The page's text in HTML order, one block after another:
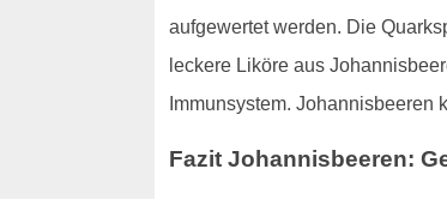
aufgewertet werden. Die
leckere Liköre aus
Immunsystem.
Fazit Johannisbeeren: